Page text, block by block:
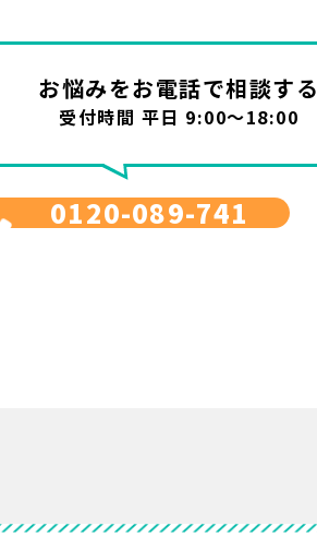
お悩みをお電話で相談する
受付時間 平日 9:00～18:00
0120-089-741